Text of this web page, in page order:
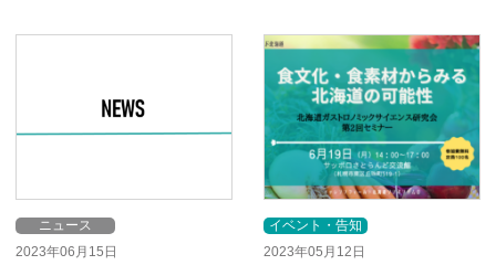
ニュース
2023年06月15日
イベント・告知
2023年05月12日